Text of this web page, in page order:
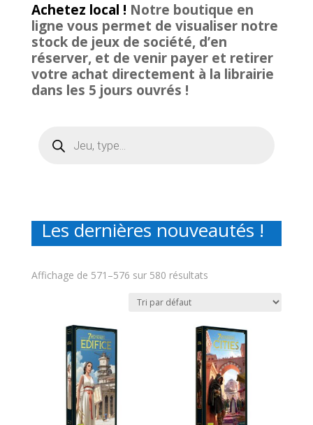
Achetez local ! Notre boutique en
ligne vous permet de visualiser notre
stock de jeux de société, d’en
réserver, et de venir payer et retirer
votre achat directement à la librairie
dans les 5 jours ouvrés !
produits
Les dernières nouveautés !
Affichage de 571–576 sur 580 résultats